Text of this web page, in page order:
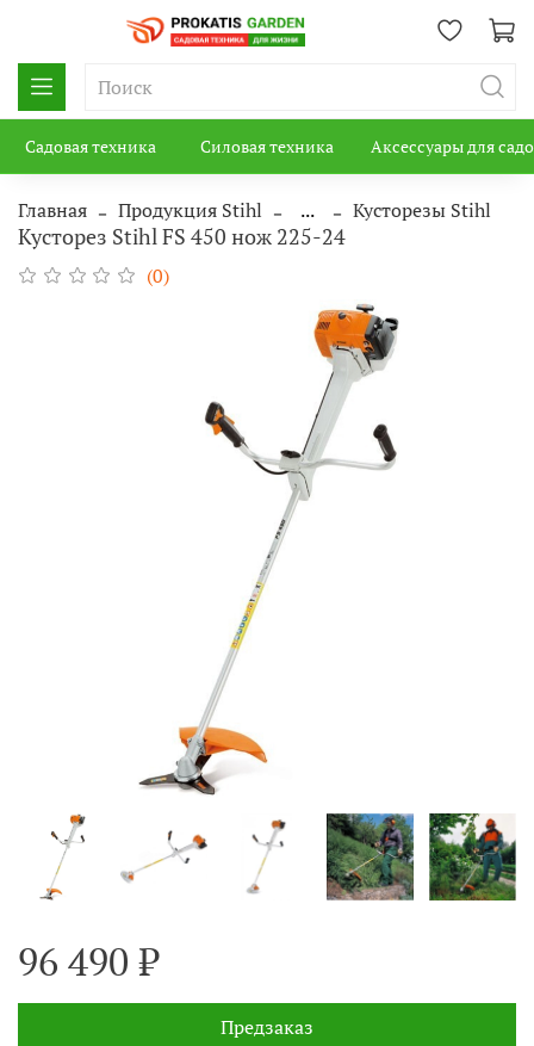
Садовая техника Силовая техника Аксессуары для
Главная Продукция Stihl ... Кусторезы Stihl
Кусторез Stihl FS 450 нож 225-24
(0)
96 490 ₽
Предзаказ